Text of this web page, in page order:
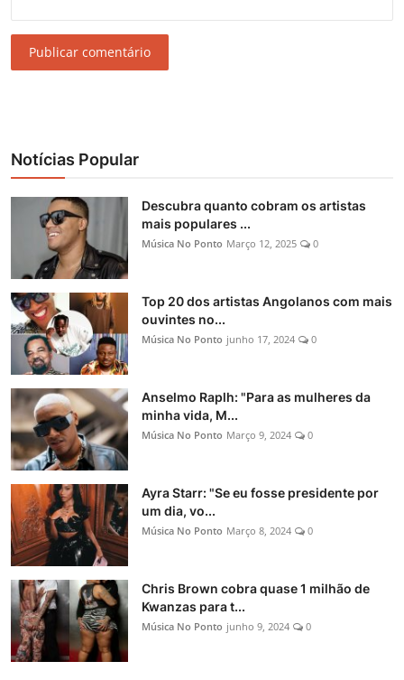
Publicar comentário
Notícias Popular
Descubra quanto cobram os artistas
mais populares ...
Música No Ponto Março 12, 2025 0
Top 20 dos artistas Angolanos com mais
ouvintes no...
Música No Ponto junho 17, 2024 0
Anselmo Raplh: "Para as mulheres da
minha vida, M...
Música No Ponto Março 9, 2024 0
Ayra Starr: "Se eu fosse presidente por
um dia, vo...
Música No Ponto Março 8, 2024 0
Chris Brown cobra quase 1 milhão de
Kwanzas para t...
Música No Ponto junho 9, 2024 0